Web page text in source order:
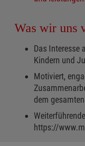
Was wir uns
Das Interesse
Kindern und
Motiviert,
dem
https://